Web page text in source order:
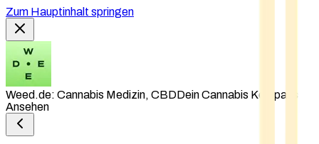
Zum Hauptinhalt springen
Weed.de: Cannabis Medizin, CBDDein Cannabis Kompass
Ansehen